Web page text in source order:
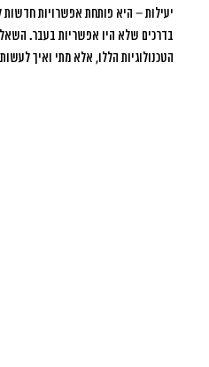
יעילות – היא פותחת אפשרויות חדשות
בדרכים שלא היו אפשריות בעבר.
הטכנולוגיות הללו, אלא מתי ואיך